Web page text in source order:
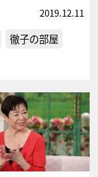
2019.12.11
徹子の部屋